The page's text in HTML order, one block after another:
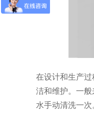
在设计和生产
洁和维护。一
水手动清洗一次